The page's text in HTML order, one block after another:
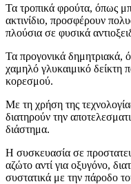
Τα τροπικά φρούτα, όπως
ακτινίδιο, προσφέρουν
πλούσια σε φυσικά
Τα προγονικά δημητριακά,
χαμηλό γλυκαιμικό δείκτη
κορεσμού.
Με τη χρήση της
διατηρούν την
διάστημα.
Η συσκευασία σε
αζώτο αντί για οξυγόνο,
συστατικά με την πάροδο